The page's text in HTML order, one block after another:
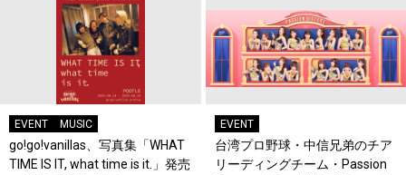
EVENT MUSIC
go!go!vanillas、写真集「WHAT
TIME IS IT, what time is it.」発売
EVENT
台湾プロ野球・中信兄弟のチア
リーディングチーム・Passion